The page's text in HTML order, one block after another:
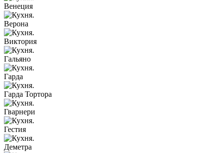
Венеция
Верона
Виктория
Гальяно
Гарда
Гарда Тортора
Гварнери
Гестия
Деметра